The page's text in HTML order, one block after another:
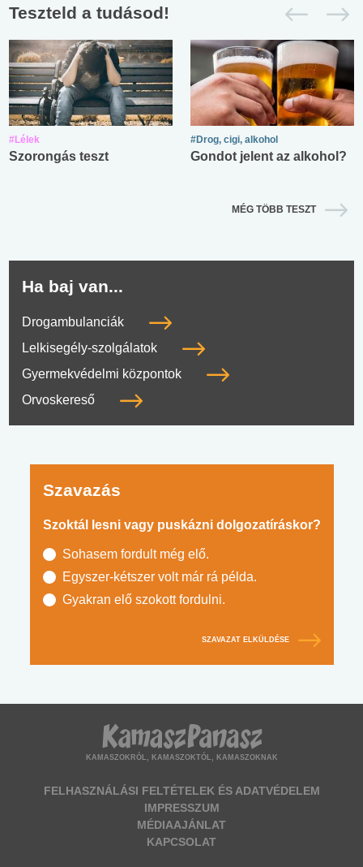
Teszteld a tudásod!
#Lélek
Szorongás teszt
#Drog, cigi, alkohol
Gondot jelent az alkohol?
MÉG TÖBB TESZT
Ha baj van...
Drogambulanciák
Lelkisegély-szolgálatok
Gyermekvédelmi központok
Orvoskereső
Szavazás
Szoktál lesni vagy puskázni dolgozatíráskor?
Sohasem fordult még elő.
Egyszer-kétszer volt már rá példa.
Gyakran elő szokott fordulni.
SZAVAZAT ELKÜLDÉSE
KAMASZOKRÓL, KAMASZOKTÓL, KAMASZOKNAK
FELHASZNÁLÁSI FELTÉTELEK ÉS ADATVÉDELEM
IMPRESSZUM
MÉDIAAJÁNLAT
KAPCSOLAT